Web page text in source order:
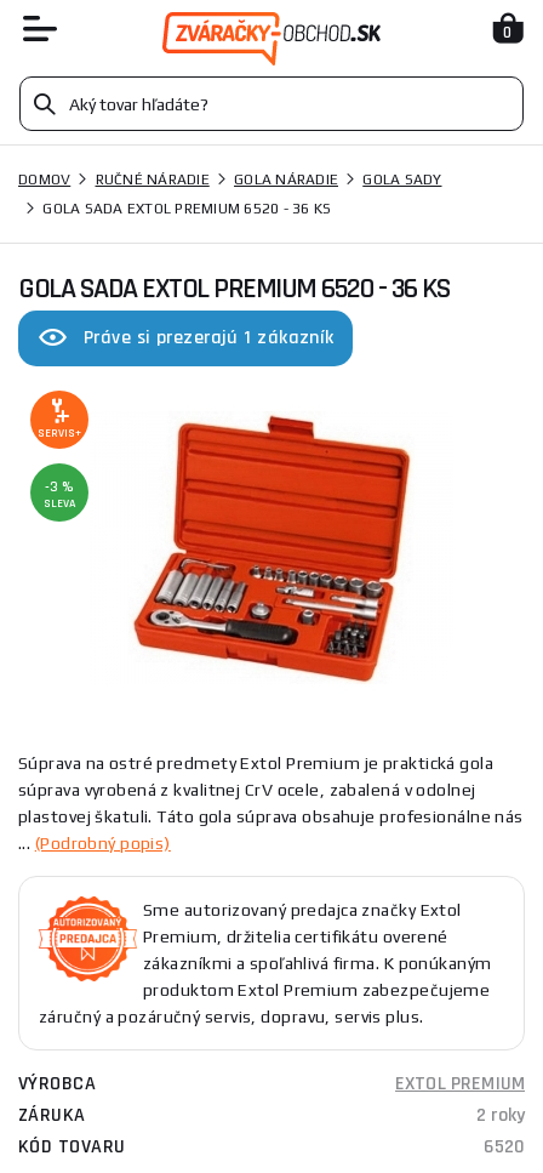
0
DOMOV RUČNÉ NÁRADIE GOLA NÁRADIE
GOLA SADY
GOLA SADA EXTOL PREMIUM 6520 - 36 KS
GOLA SADA EXTOL PREMIUM 6520 - 36 KS
Práve si prezerajú 1 zákazník
SERVIS+
-3 %
SLEVA
Súprava na ostré predmety Extol Premium je praktická gola
súprava vyrobená z kvalitnej CrV ocele, zabalená v odolnej
plastovej škatuli. Táto gola súprava obsahuje profesionálne nás
... (Podrobný popis)
Sme autorizovaný predajca značky Extol
Premium, držitelia certifikátu overené
zákazníkmi a spoľahlivá firma. K ponúkaným
produktom Extol Premium zabezpečujeme
záručný a pozáručný servis, dopravu, servis plus.
VÝROBCA
EXTOL PREMIUM
ZÁRUKA
2 roky
KÓD TOVARU
6520